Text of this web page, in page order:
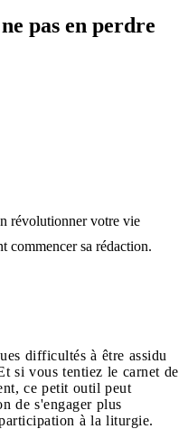
pas en perdre
révolutionner votre vie
commencer sa rédaction.
difficultés à être assidu
si vous tentiez le carnet de
ce petit outil peut
de s'engager plus
à la liturgie.